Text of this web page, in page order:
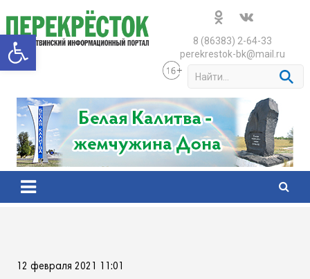
to
content
8 (86383) 2-64-33
perekrestok-bk@mail.ru
a
r
c
h
12 февраля 2021 11:01
Открыть панель